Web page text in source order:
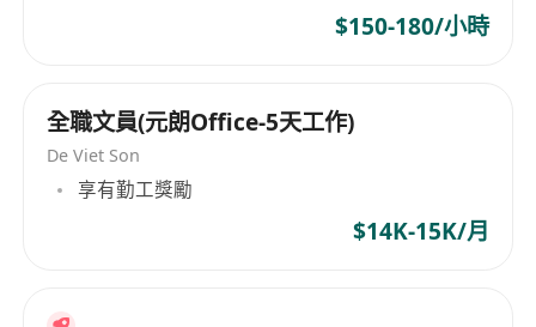
$150-180/小時
全職文員(元朗Office-5天工作)
De Viet Son
享有勤工獎勵
$14K-15K/月